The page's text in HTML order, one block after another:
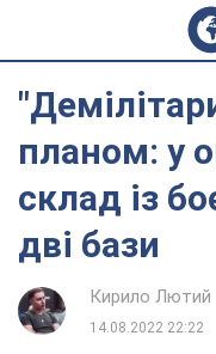
планом: у
склад із
дві бази
Кирило Лютий
14.08.2022 22:22